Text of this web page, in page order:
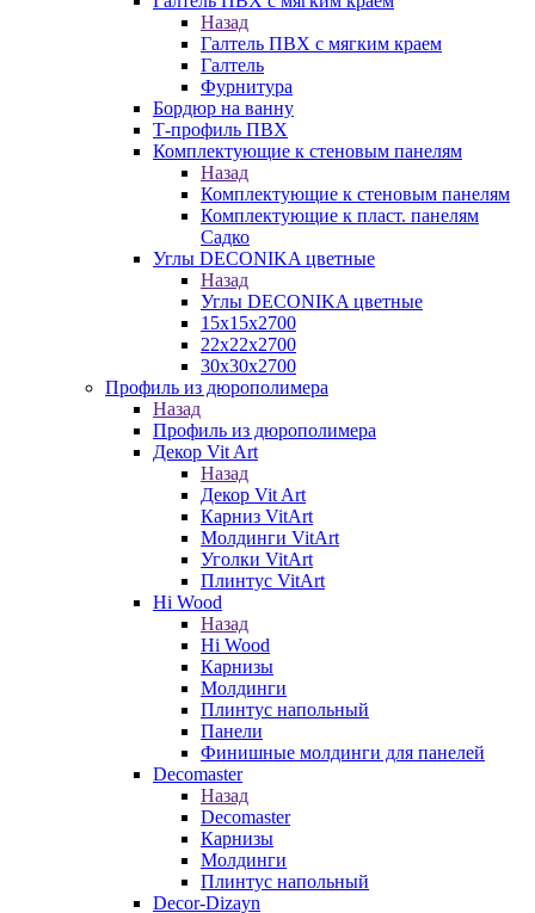
Назад
Галтель ПВХ с мягким краем
Галтель
Фурнитура
Бордюр на ванну
Т-профиль ПВХ
Комплектующие к стеновым панелям
Назад
Комплектующие к стеновым панелям
Комплектующие к пласт. панелям
Садко
Углы DECONIKA цветные
Назад
Углы DECONIKA цветные
15х15х2700
22х22х2700
30х30х2700
Профиль из дюрополимера
Назад
Профиль из дюрополимера
Декор Vit Art
Назад
Декор Vit Art
Карниз VitArt
Молдинги VitArt
Уголки VitArt
Плинтус VitArt
Hi Wood
Назад
Hi Wood
Карнизы
Молдинги
Плинтус напольный
Панели
Финишные молдинги для панелей
Decomaster
Назад
Decomaster
Карнизы
Молдинги
Плинтус напольный
Decor-Dizayn